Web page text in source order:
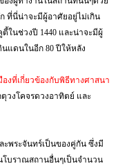
ที่นี่น่าจะมีผู้อาศัยอยู่ไม่เกิน
ตี้ในช่วงปี 1440 และน่าจะมีผู้
นแดนในอีก 80ปีให้หลัง
งที่เกี่ยวข้องกับพิธีทางศาสนา
วงโคจรดวงอาทิตย์ และ
พระจันทร์เป็นของคู่กัน ซึ่งมี
บราณสถานอื่นๆเป็นจำนวน